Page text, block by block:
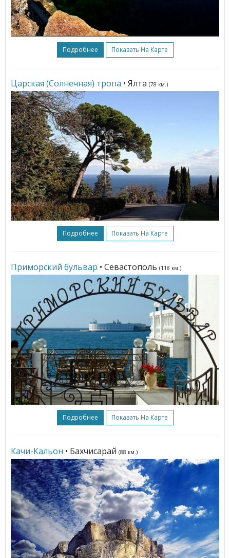
Подробнее Показать На Карте
Царская (Солнечная) тропа • Ялта (78 км.)
Подробнее Показать На Карте
Приморский бульвар • Севастополь (118 км.)
Подробнее Показать На Карте
Качи-Кальон • Бахчисарай (88 км.)